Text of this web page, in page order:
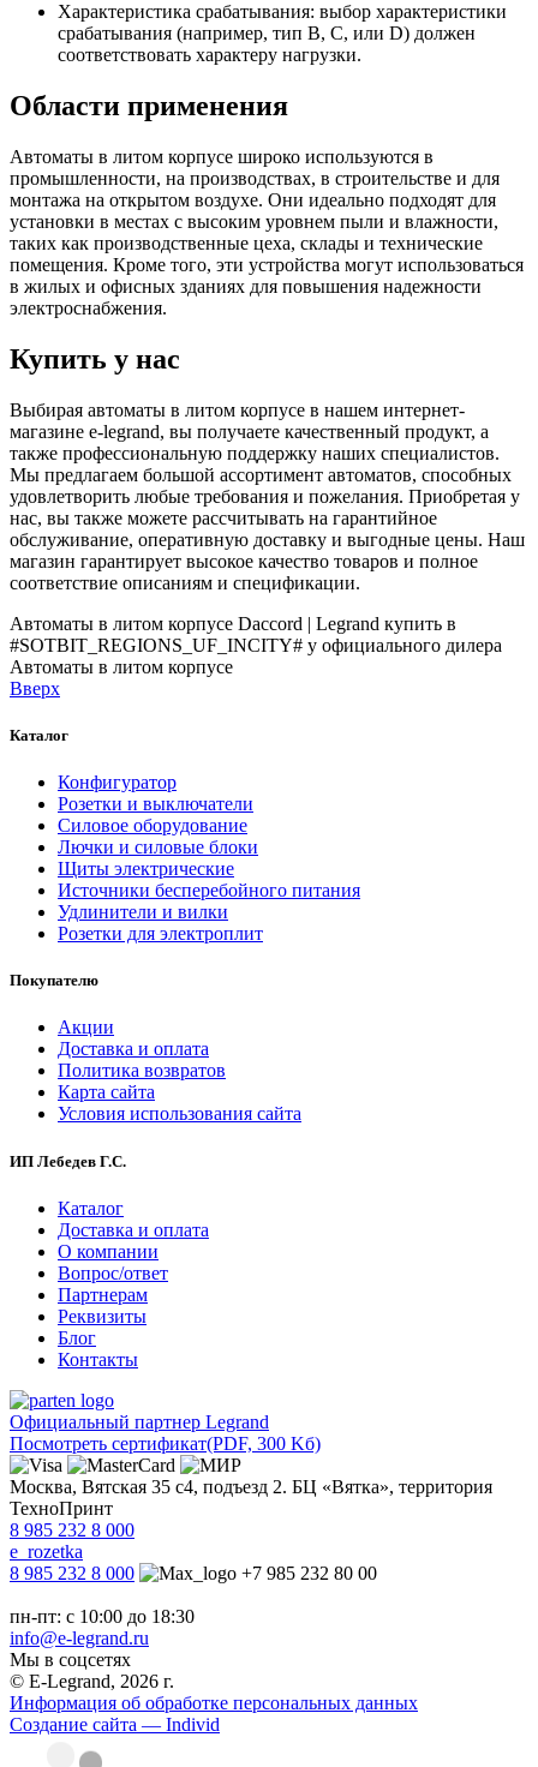
Характеристика срабатывания: выбор характеристики
срабатывания (например, тип B, C, или D) должен
соответствовать характеру нагрузки.
Области применения
Автоматы в литом корпусе широко используются в
промышленности, на производствах, в строительстве и для
монтажа на открытом воздухе. Они идеально подходят для
установки в местах с высоким уровнем пыли и влажности,
таких как производственные цеха, склады и технические
помещения. Кроме того, эти устройства могут использоваться
в жилых и офисных зданиях для повышения надежности
электроснабжения.
Купить у нас
Выбирая автоматы в литом корпусе в нашем интернет-
магазине e-legrand, вы получаете качественный продукт, а
также профессиональную поддержку наших специалистов.
Мы предлагаем большой ассортимент автоматов, способных
удовлетворить любые требования и пожелания. Приобретая у
нас, вы также можете рассчитывать на гарантийное
обслуживание, оперативную доставку и выгодные цены. Наш
магазин гарантирует высокое качество товаров и полное
соответствие описаниям и спецификации.
Автоматы в литом корпусе Daccord | Legrand купить в
#SOTBIT_REGIONS_UF_INCITY# у официального дилера
Автоматы в литом корпусе
Вверх
Каталог
Конфигуратор
Розетки и выключатели
Силовое оборудование
Лючки и силовые блоки
Щиты электрические
Источники бесперебойного питания
Удлинители и вилки
Розетки для электроплит
Покупателю
Акции
Доставка и оплата
Политика возвратов
Карта сайта
Условия использования сайта
ИП Лебедев Г.С.
Каталог
Доставка и оплата
О компании
Вопрос/ответ
Партнерам
Реквизиты
Блог
Контакты
Официальный партнер Legrand
Посмотреть сертификат(PDF, 300 Kб)
Москва, Вятская 35 с4, подъезд 2. БЦ «Вятка», территория
ТехноПринт
8 985 232 8 000
e_rozetka
8 985 232 8 000
+7 985 232 80 00
пн-пт: с 10:00 до 18:30
info@e-legrand.ru
Мы в соцсетях
© E-Legrand, 2026 г.
Информация об обработке персональных данных
Создание сайта — Individ